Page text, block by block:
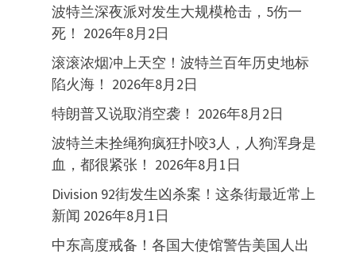
波特兰深夜派对发生大规模枪击，5伤一
死！ 2026年8月2日
滚滚浓烟冲上天空！波特兰百年历史地标
陷火海！ 2026年8月2日
特朗普又说取消空袭！ 2026年8月2日
波特兰未拴绳狗疯狂扑咬3人，人狗浑身是
血，都很紧张！ 2026年8月1日
Division 92街发生凶杀案！这条街最近常上
新闻 2026年8月1日
中东高度戒备！各国大使馆警告美国人出